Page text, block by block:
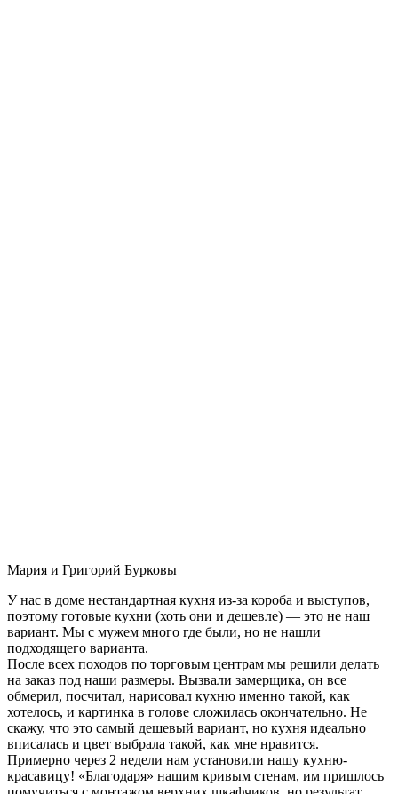
Мария и Григорий Бурковы
У нас в доме нестандартная кухня из-за короба и выступов,
поэтому готовые кухни (хоть они и дешевле) — это не наш
вариант. Мы с мужем много где были, но не нашли
подходящего варианта.
После всех походов по торговым центрам мы решили делать
на заказ под наши размеры. Вызвали замерщика, он все
обмерил, посчитал, нарисовал кухню именно такой, как
хотелось, и картинка в голове сложилась окончательно. Не
скажу, что это самый дешевый вариант, но кухня идеально
вписалась и цвет выбрала такой, как мне нравится.
Примерно через 2 недели нам установили нашу кухню-
красавицу! «Благодаря» нашим кривым стенам, им пришлось